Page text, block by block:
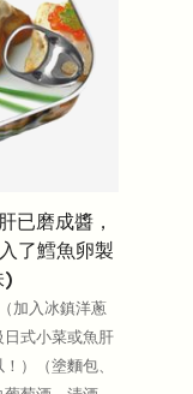
已磨成醬，
了鱈魚卵製
)
加入冰鎮洋蔥
式小菜或魚肝
）（塗麵包、